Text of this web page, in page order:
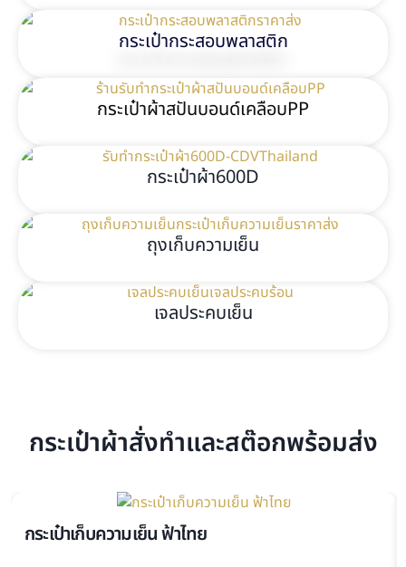
เจลประคบเย็น
กระเป๋ากระสอบพลาสติก
กระเป๋าผ้าสปันบอนด์เคลือบPP
กระเป๋าผ้า600D
ถุงเก็บความเย็น
กระเป๋าผ้าสั่งทำและสต๊อกพร้อมส่ง
กระเป๋าเก็บความเย็น ฟ้าไทย